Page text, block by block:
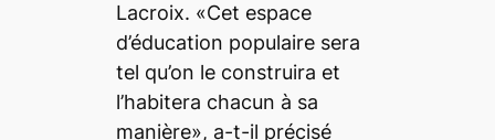
Lacroix. «Cet espace
d’éducation populaire sera
tel qu’on le construira et
l’habitera chacun à sa
manière», a-t-il précisé